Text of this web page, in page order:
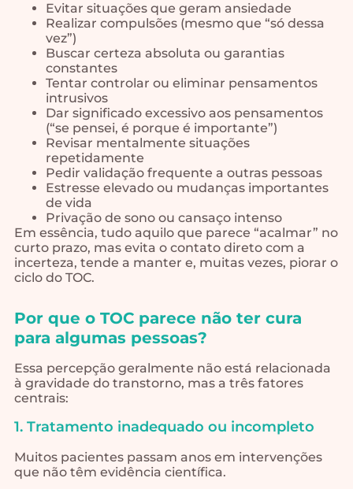
Evitar situações que geram ansiedade
Realizar compulsões (mesmo que “só dessa
vez”)
Buscar certeza absoluta ou garantias
constantes
Tentar controlar ou eliminar pensamentos
intrusivos
Dar significado excessivo aos pensamentos
(“se pensei, é porque é importante”)
Revisar mentalmente situações
repetidamente
Pedir validação frequente a outras pessoas
Estresse elevado ou mudanças importantes
de vida
Privação de sono ou cansaço intenso
Em essência, tudo aquilo que parece “acalmar” no
curto prazo, mas evita o contato direto com a
incerteza, tende a manter e, muitas vezes, piorar o
ciclo do TOC.
Por que o TOC parece não ter cura
para algumas pessoas?
Essa percepção geralmente não está relacionada
à gravidade do transtorno, mas a três fatores
centrais:
1. Tratamento inadequado ou incompleto
Muitos pacientes passam anos em intervenções
que não têm evidência científica.